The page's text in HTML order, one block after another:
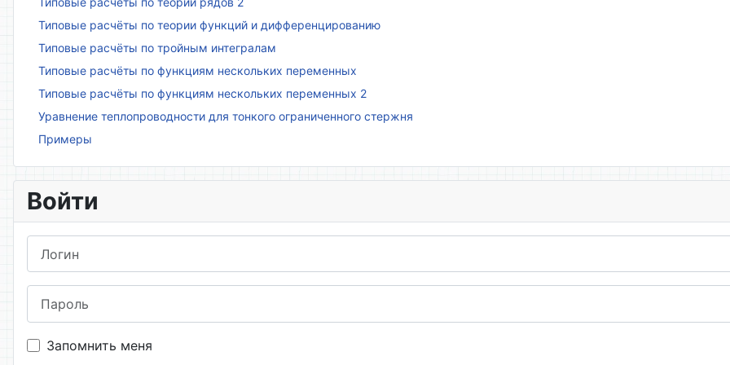
Типовые расчёты по теории функций и дифференцированию
Типовые расчёты по тройным интегралам
Типовые расчёты по функциям нескольких переменных
Типовые расчёты по функциям нескольких переменных 2
Уравнение теплопроводности для тонкого ограниченного стержня
Примеры
Войти
Запомнить меня